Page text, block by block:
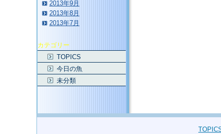
2013年9月
2013年8月
2013年7月
カテゴリー
TOPICS
今日の魚
未分類